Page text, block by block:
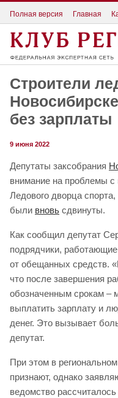
Полная версия Главная
Строители
без зарплаты
9 июня 2022
Депутаты заксобрания
внимание на проблемы с
Ледового дворца спорта,
были вновь сдвинуты.
Как сообщил депутат
подрядчики,
от обещанных средств.
что после завершения
обозначенным срокам –
выплатить зарплату и
денег. Это вызывает
депутат.
При этом в
признают, однако
ведомство